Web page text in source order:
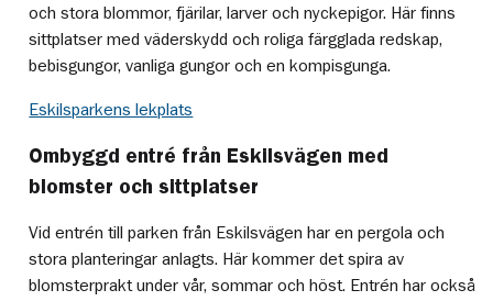
och stora blommor, fjärilar, larver och nyckepigor. Här finns
sittplatser med väderskydd och roliga färgglada redskap,
bebisgungor, vanliga gungor och en kompisgunga.
Eskilsparkens lekplats
Ombyggd entré från Eskilsvägen med
blomster och sittplatser
Vid entrén till parken från Eskilsvägen har en pergola och
stora planteringar anlagts. Här kommer det spira av
blomsterprakt under vår, sommar och höst. Entrén har också